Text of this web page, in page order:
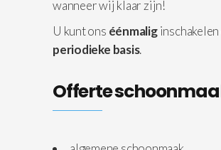
wanneer wij klaar zijn!
U kunt ons éénmalig
periodieke basis.
Offerte